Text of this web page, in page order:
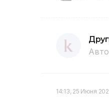
14:13, 25 Июня